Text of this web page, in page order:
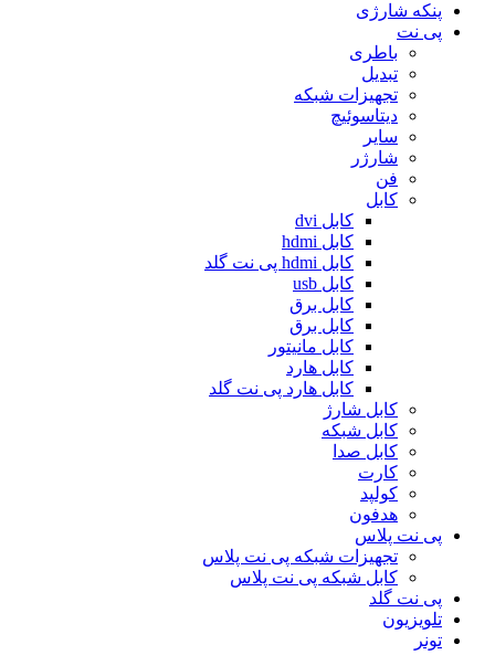
پنکه شارژی
پی نت
باطری
تبدیل
تجهیزات شبکه
دیتاسوئیچ
سایر
شارژر
فن
کابل
کابل dvi
کابل hdmi
کابل hdmi پی نت گلد
کابل usb
کابل برق
کابل برق
کابل مانیتور
کابل هارد
کابل هارد پی نت گلد
کابل شارژ
کابل شبکه
کابل صدا
کارت
کولپد
هدفون
پی نت پلاس
تجهیزات شبکه پی نت پلاس
کابل شبکه پی نت پلاس
پی نت گلد
تلویزیون
تونر